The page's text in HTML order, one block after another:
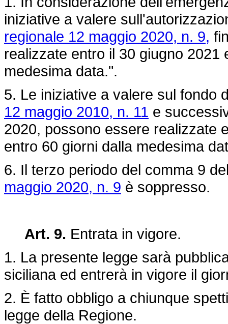
iniziative a valere
regionale 12 maggio 2020, n. 9,
realizzate entro il 30 giugno
medesima data.".
5. Le iniziative a valere sul fondo
12 maggio 2010, n. 11 e
2020, possono essere realizzate
entro 60 giorni dalla medesima
6. Il terzo periodo del comma 9
maggio 2020, n. 9 è soppresso.
Art. 9. Entrata in vigore.
1. La presente legge sarà
siciliana ed entrerà in vigore il
2. È fatto obbligo a chiunque
legge della Regione.